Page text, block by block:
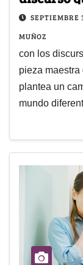
SEPTIEMBRE
MUÑOZ
con los
pieza
plantea un
mundo